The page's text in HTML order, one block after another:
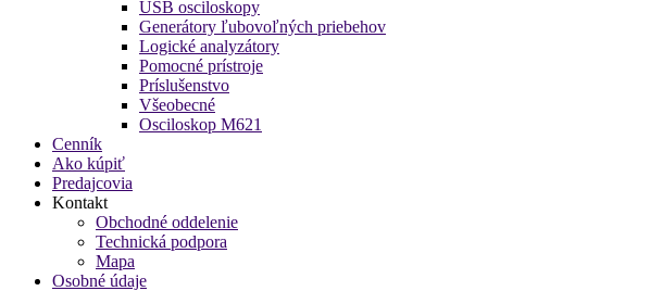
USB osciloskopy
Generátory ľubovoľných priebehov
Logické analyzátory
Pomocné prístroje
Príslušenstvo
Všeobecné
Osciloskop M621
Cenník
Ako kúpiť
Predajcovia
Kontakt
Obchodné oddelenie
Technická podpora
Mapa
Osobné údaje